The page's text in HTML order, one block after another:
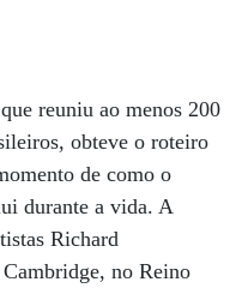
reuniu ao menos 200
obteve o roteiro
de como o
durante a vida. A
Richard
no Reino